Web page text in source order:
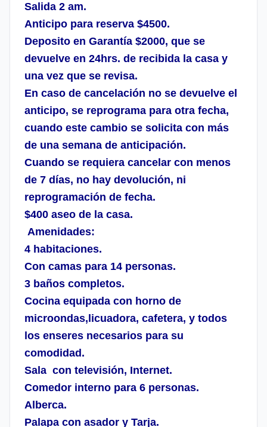
Salida 2 am.
Anticipo para reserva $4500.
Deposito en Garantía $2000, que se
devuelve en 24hrs. de recibida la casa y
una vez que se revisa.
En caso de cancelación no se devuelve el
anticipo, se reprograma para otra fecha,
cuando este cambio se solicita con más
de una semana de anticipación.
Cuando se requiera cancelar con menos
de 7 días, no hay devolución, ni
reprogramación de fecha.
$400 aseo de la casa.
Amenidades:
4 habitaciones.
Con camas para 14 personas.
3 baños completos.
Cocina equipada con horno de
microondas,licuadora, cafetera, y todos
los enseres necesarios para su
comodidad.
Sala con televisión, Internet.
Comedor interno para 6 personas.
Alberca.
Palapa con asador y Tarja.